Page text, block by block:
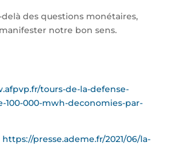
delà des questions monétaires,
notre bon sens.
tours-de-la-defense-
100-000-mwh-deconomies-par-
https://presse.ademe.fr/2021/06/la-